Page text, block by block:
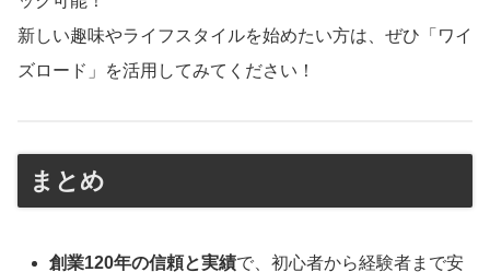
新しい趣味やライフスタイルを始めたい方は、ぜひ「ワイ
ズロード」を活用してみてください！
まとめ
創業120年の信頼と実績で、初心者から経験者まで安